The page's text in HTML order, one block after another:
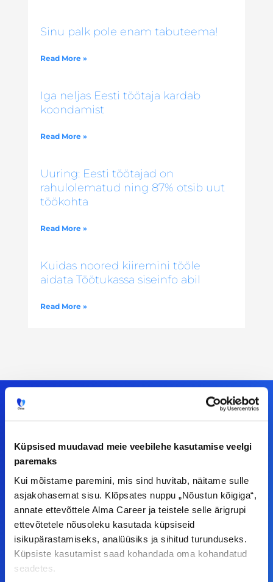
Küpsised muudavad meie veebilehe kasutamise veelgi
paremaks
Kui mõistame paremini, mis sind huvitab, näitame sulle
asjakohasemat sisu. Klõpsates nuppu „Nõustun kõigiga“,
annate ettevõttele Alma Career ja teistele selle ärigrupi
ettevõtetele nõusoleku kasutada küpsiseid
isikupärastamiseks, analüüsiks ja sihitud turunduseks.
Küpsiste kasutamist saad kohandada oma kohandatud
seadetes.
Sinu palk pole enam tabuteema!
Read More »
Iga neljas Eesti töötaja kardab
koondamist
Read More »
Uuring: Eesti töötajad on
rahulolematud ning 87% otsib uut
töökohta
Read More »
Kuidas noored kiiremini tööle
aidata Töötukassa siseinfo abil
Read More »
Tööelublogi.ee lehelt leiad kõik vajaliku, et olla
kursis tööturu uudistega. Kui sul on
ettepanekuid erinevate teemade osas või soovid
teha koostööd, siis võta meiega julgelt ühendust.
F
I
L
Y